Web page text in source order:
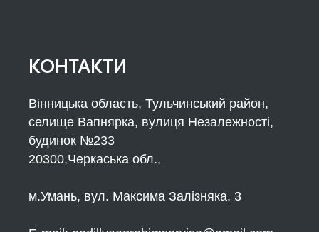
КОНТАКТИ
Вінницька область, Тульчинський район,
селище Вапнярка, вулиця Незалежності,
будинок №233
20300,Черкаська обл.,
м.Умань, вул. Максима Залізняка, 3